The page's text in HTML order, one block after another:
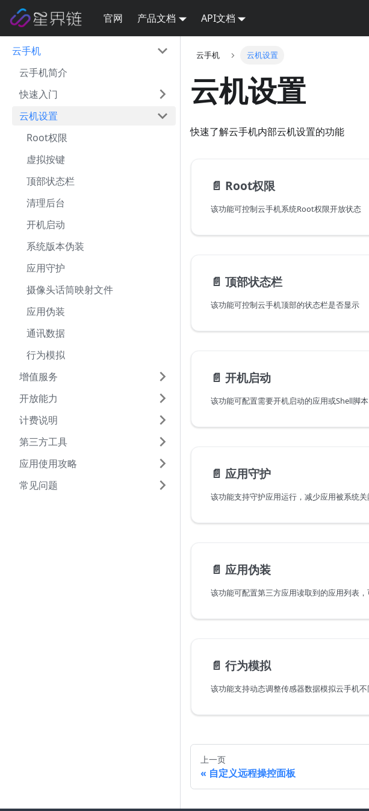
官网 产品文档 API文档
云手机
云手机简介
快速入门
云机设置
Root权限
虚拟按键
顶部状态栏
清理后台
开机启动
系统版本伪装
应用守护
摄像头话筒映射文件
应用伪装
通讯数据
行为模拟
增值服务
开放能力
计费说明
第三方工具
应用使用攻略
常见问题
云手机 云机设置
云机设置
快速了解云手机内部云机设置的功能
📄️ Root权限
该功能可控制云手机系统Root权限开放状态
📄️ 顶部状态栏
该功能可控制云手机顶部的状态栏是否显示
📄️ 开机启动
该功能可配置需要开机启动的应用或Shell脚本
📄️ 应用守护
📄️ 应用伪装
📄️ 行为模拟
上一页
自定义远程操控面板